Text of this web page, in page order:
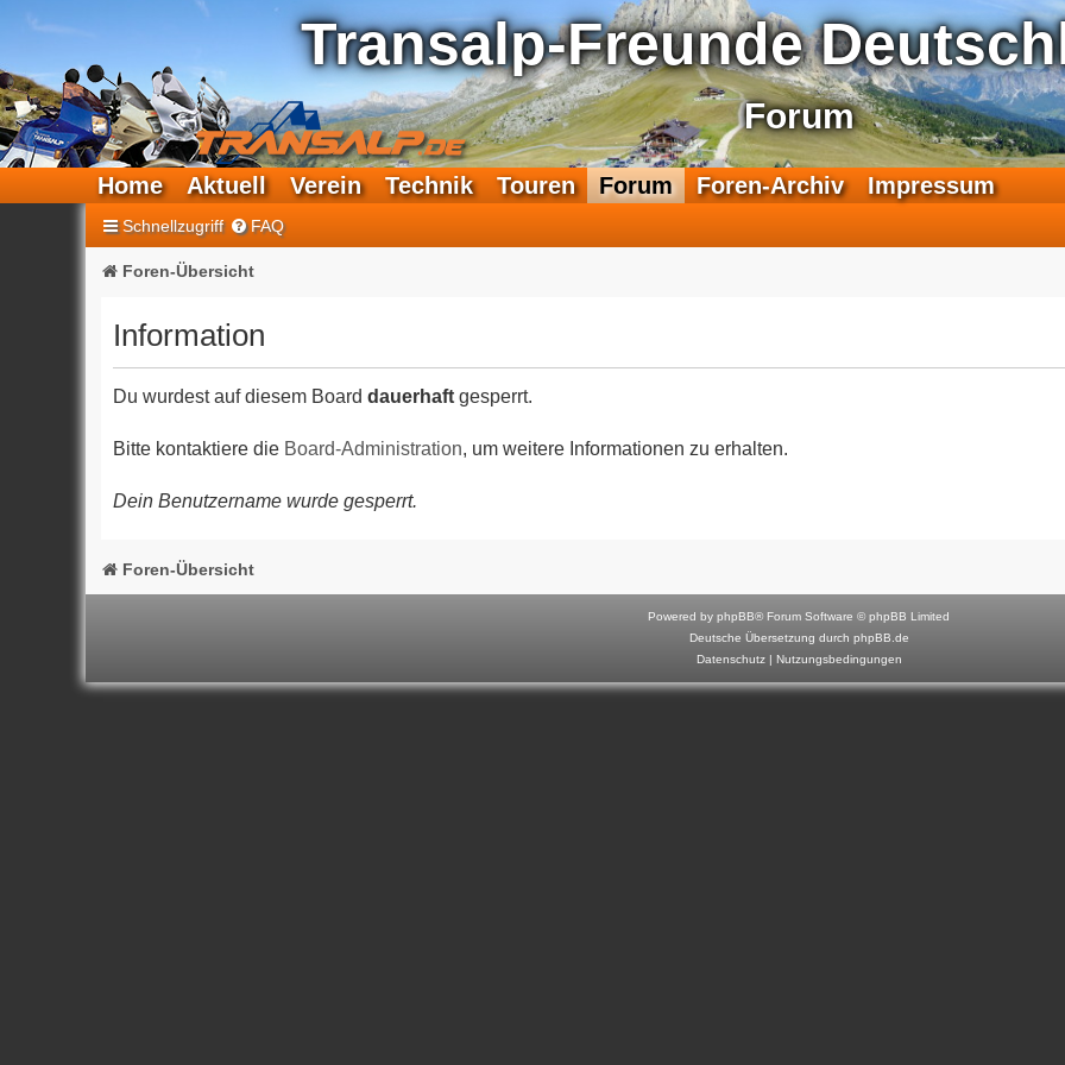
Transalp-Freunde
Forum
F
e
a
r
u
m
Home Aktuell Verein Technik Touren Forum Foren-Archiv Impressum
Schnellzugriff FAQ
Foren-Übersicht
Information
Du wurdest auf diesem Board dauerhaftgesperrt.
Bitte kontaktiere die Board-Administration, um weitere Informationen zu erhalten.
Dein Benutzername wurde gesperrt.
Foren-Übersicht
Powered by phpBB® Forum Software © phpBB Limited
Deutsche Übersetzung durch phpBB.de
Datenschutz| Nutzungsbedingungen